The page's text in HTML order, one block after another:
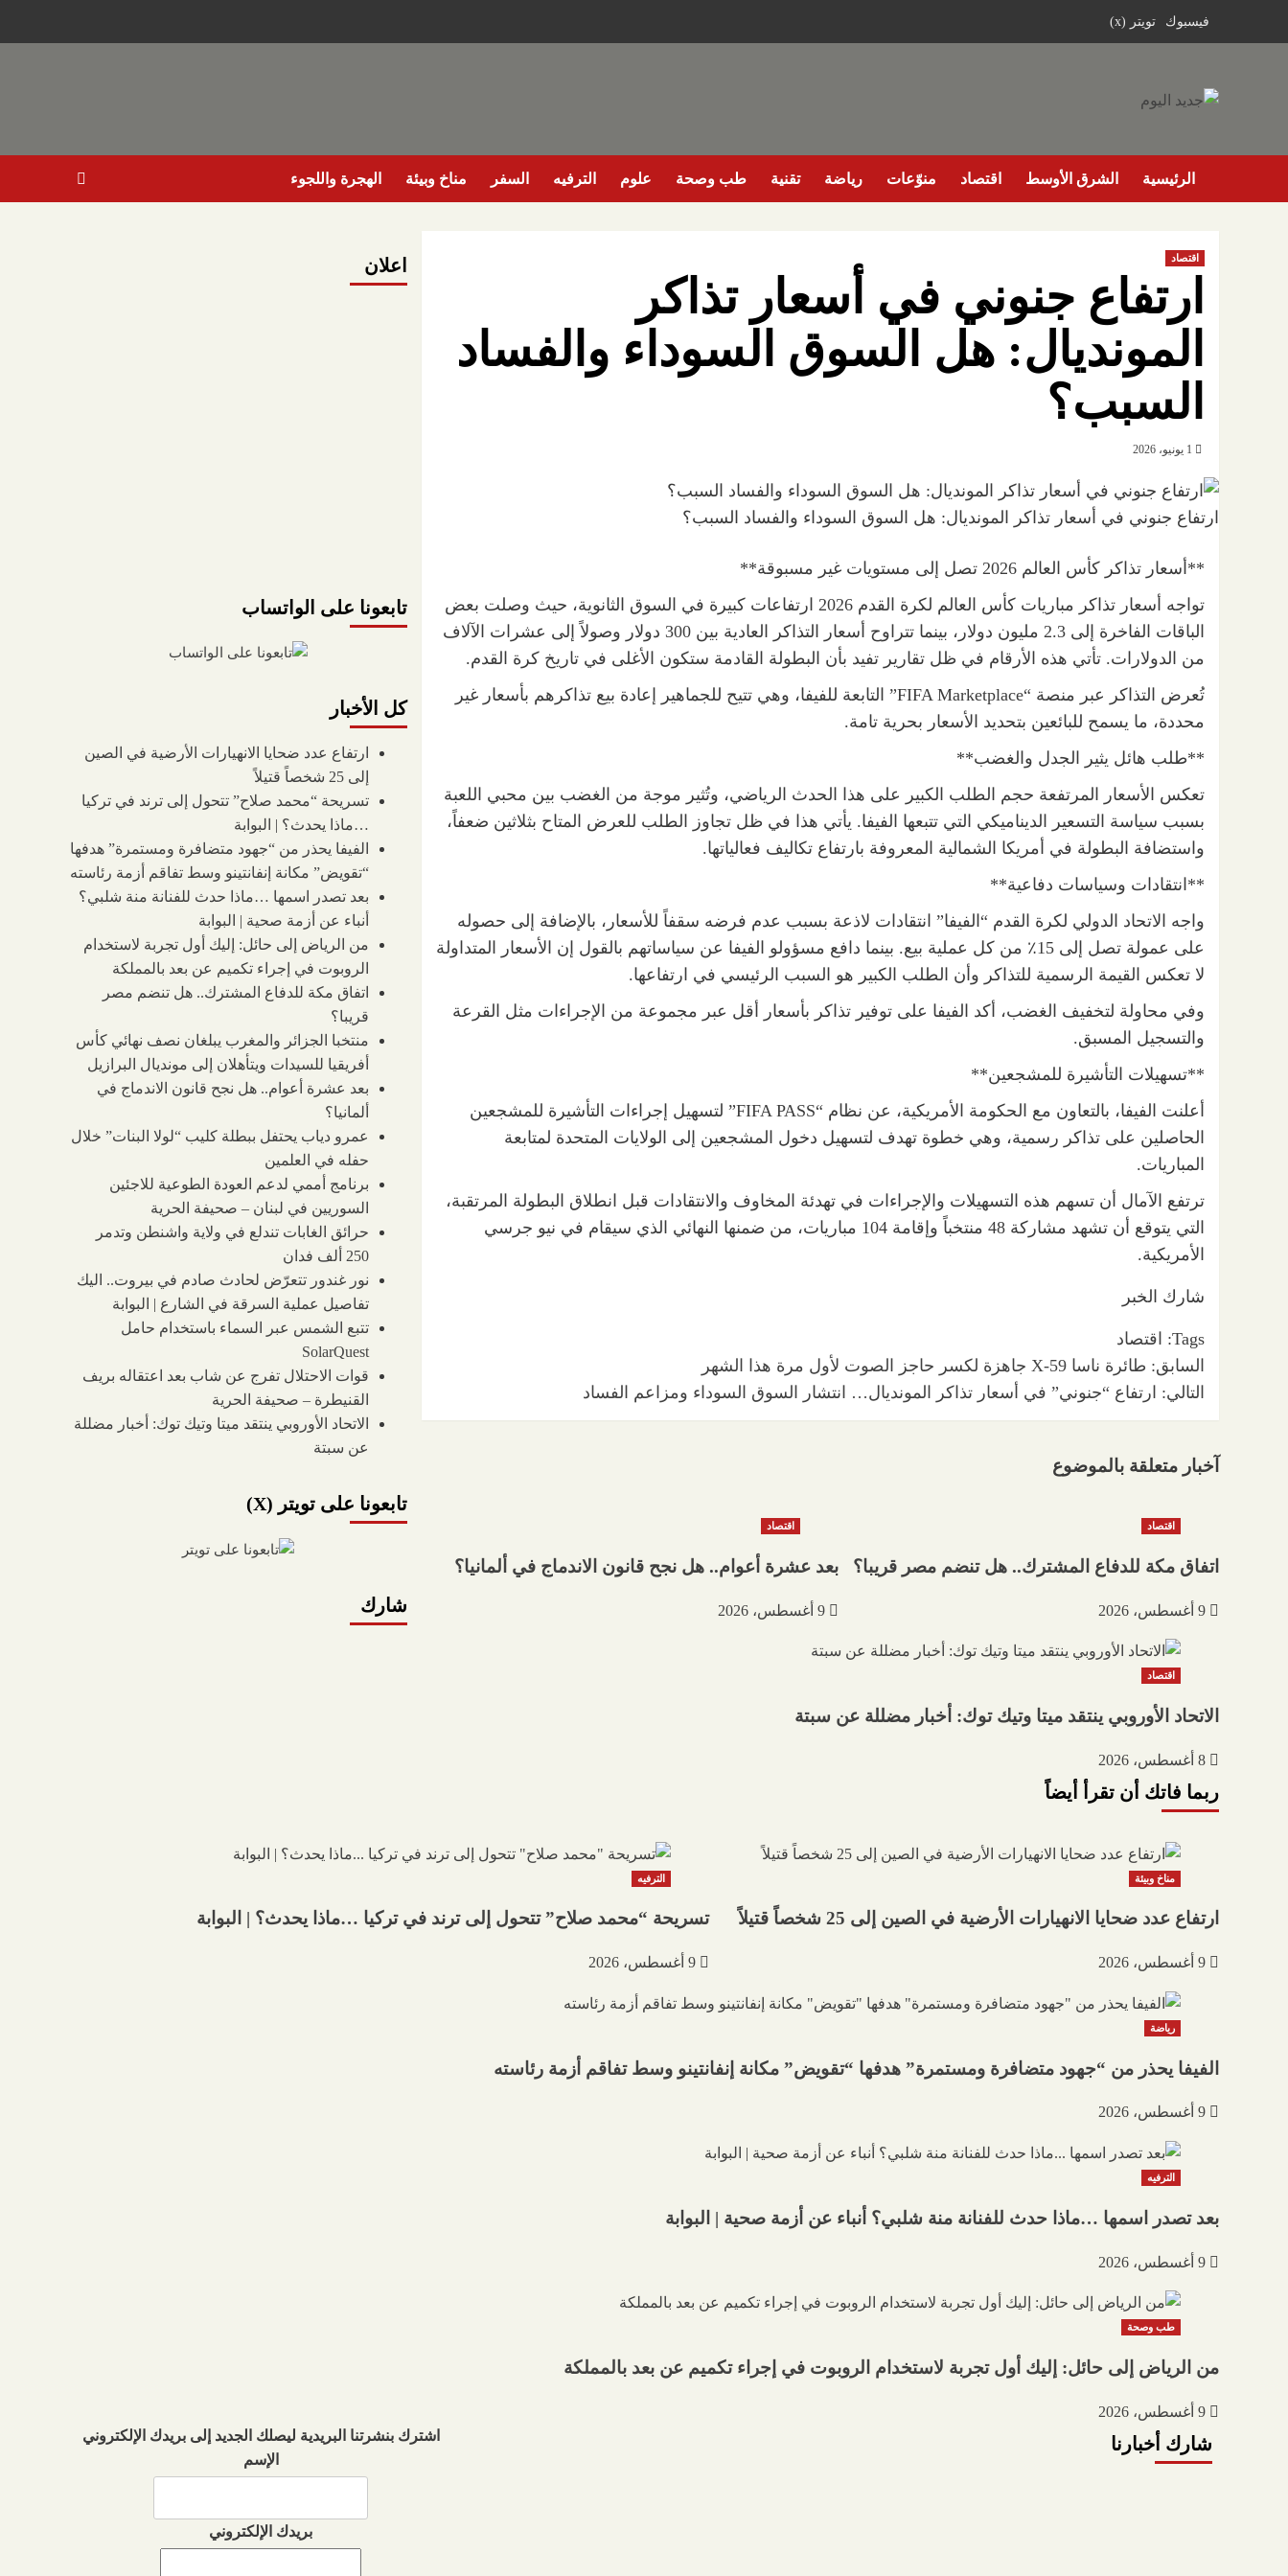
فيسبوك تويتر (x)
الرئيسية الشرق الأوسط اقتصاد منوّعات رياضة تقنية طب وصحة علوم الترفيه السفر مناخ وبيئة الهجرة واللجوء
اقتصاد
ارتفاع جنوني في أسعار تذاكر
المونديال: هل السوق السوداء والفساد
السبب؟
1 يونيو، 2026
ارتفاع جنوني في أسعار تذاكر المونديال: هل السوق السوداء والفساد السبب؟
**أسعار تذاكر كأس العالم 2026 تصل إلى مستويات غير مسبوقة**
تواجه أسعار تذاكر مباريات كأس العالم لكرة القدم 2026 ارتفاعات كبيرة في السوق الثانوية، حيث وصلت بعض
الباقات الفاخرة إلى 2.3 مليون دولار، بينما تتراوح أسعار التذاكر العادية بين 300 دولار وصولاً إلى عشرات الآلاف
من الدولارات. تأتي هذه الأرقام في ظل تقارير تفيد بأن البطولة القادمة ستكون الأغلى في تاريخ كرة القدم.
تُعرض التذاكر عبر منصة “FIFA Marketplace” التابعة للفيفا، وهي تتيح للجماهير إعادة بيع تذاكرهم بأسعار غير
محددة، ما يسمح للبائعين بتحديد الأسعار بحرية تامة.
**طلب هائل يثير الجدل والغضب**
تعكس الأسعار المرتفعة حجم الطلب الكبير على هذا الحدث الرياضي، وتُثير موجة من الغضب بين محبي اللعبة
بسبب سياسة التسعير الديناميكي التي تتبعها الفيفا. يأتي هذا في ظل تجاوز الطلب للعرض المتاح بثلاثين ضعفاً،
واستضافة البطولة في أمريكا الشمالية المعروفة بارتفاع تكاليف فعالياتها.
**انتقادات وسياسات دفاعية**
واجه الاتحاد الدولي لكرة القدم “الفيفا” انتقادات لاذعة بسبب عدم فرضه سقفاً للأسعار، بالإضافة إلى حصوله
على عمولة تصل إلى 15٪ من كل عملية بيع. بينما دافع مسؤولو الفيفا عن سياساتهم بالقول إن الأسعار المتداولة
لا تعكس القيمة الرسمية للتذاكر وأن الطلب الكبير هو السبب الرئيسي في ارتفاعها.
وفي محاولة لتخفيف الغضب، أكد الفيفا على توفير تذاكر بأسعار أقل عبر مجموعة من الإجراءات مثل القرعة
والتسجيل المسبق.
**تسهيلات التأشيرة للمشجعين**
أعلنت الفيفا، بالتعاون مع الحكومة الأمريكية، عن نظام “FIFA PASS” لتسهيل إجراءات التأشيرة للمشجعين
الحاصلين على تذاكر رسمية، وهي خطوة تهدف لتسهيل دخول المشجعين إلى الولايات المتحدة لمتابعة
المباريات.
ترتفع الآمال أن تسهم هذه التسهيلات والإجراءات في تهدئة المخاوف والانتقادات قبل انطلاق البطولة المرتقبة،
التي يتوقع أن تشهد مشاركة 48 منتخباً وإقامة 104 مباريات، من ضمنها النهائي الذي سيقام في نيو جرسي
الأمريكية.
شارك الخبر
Tags: اقتصاد
تصفّح
المقالات
السابق: طائرة ناسا X-59 جاهزة لكسر حاجز الصوت لأول مرة هذا الشهر
التالي: ارتفاع “جنوني” في أسعار تذاكر المونديال… انتشار السوق السوداء ومزاعم الفساد
آخبار متعلقة بالموضوع
اقتصاد
اتفاق مكة للدفاع المشترك.. هل تنضم مصر قريبا؟
9 أغسطس، 2026
اقتصاد
بعد عشرة أعوام.. هل نجح قانون الاندماج في ألمانيا؟
9 أغسطس، 2026
اقتصاد
الاتحاد الأوروبي ينتقد ميتا وتيك توك: أخبار مضللة عن سبتة
8 أغسطس، 2026
اعلان
تابعونا على الواتساب
كل الأخبار
ارتفاع عدد ضحايا الانهيارات الأرضية في الصين
إلى 25 شخصاً قتيلاً
تسريحة “محمد صلاح” تتحول إلى ترند في تركيا
…ماذا يحدث؟ | البوابة
الفيفا يحذر من “جهود متضافرة ومستمرة” هدفها
“تقويض” مكانة إنفانتينو وسط تفاقم أزمة رئاسته
بعد تصدر اسمها …ماذا حدث للفنانة منة شلبي؟
أنباء عن أزمة صحية | البوابة
من الرياض إلى حائل: إليك أول تجربة لاستخدام
الروبوت في إجراء تكميم عن بعد بالمملكة
اتفاق مكة للدفاع المشترك.. هل تنضم مصر
قريبا؟
منتخبا الجزائر والمغرب يبلغان نصف نهائي كأس
أفريقيا للسيدات ويتأهلان إلى مونديال البرازيل
بعد عشرة أعوام.. هل نجح قانون الاندماج في
ألمانيا؟
عمرو دياب يحتفل ببطلة كليب “لولا البنات” خلال
حفله في العلمين
برنامج أممي لدعم العودة الطوعية للاجئين
السوريين في لبنان – صحيفة الحرية
حرائق الغابات تندلع في ولاية واشنطن وتدمر
250 ألف فدان
نور غندور تتعرّض لحادث صادم في بيروت.. اليك
تفاصيل عملية السرقة في الشارع | البوابة
تتبع الشمس عبر السماء باستخدام حامل
SolarQuest
قوات الاحتلال تفرج عن شاب بعد اعتقاله بريف
القنيطرة – صحيفة الحرية
الاتحاد الأوروبي ينتقد ميتا وتيك توك: أخبار مضللة
عن سبتة
تابعونا على تويتر (X)
شارك
ربما فاتك أن تقرأ أيضاً
مناخ وبيئة
ارتفاع عدد ضحايا الانهيارات الأرضية في الصين إلى 25 شخصاً قتيلاً
9 أغسطس، 2026
الترفيه
تسريحة “محمد صلاح” تتحول إلى ترند في تركيا …ماذا يحدث؟ | البوابة
9 أغسطس، 2026
رياضة
الفيفا يحذر من “جهود متضافرة ومستمرة” هدفها “تقويض” مكانة إنفانتينو وسط تفاقم أزمة رئاسته
9 أغسطس، 2026
الترفيه
بعد تصدر اسمها …ماذا حدث للفنانة منة شلبي؟ أنباء عن أزمة صحية | البوابة
9 أغسطس، 2026
طب وصحة
من الرياض إلى حائل: إليك أول تجربة لاستخدام الروبوت في إجراء تكميم عن بعد بالمملكة
9 أغسطس، 2026
شارك أخبارنا
اشترك بنشرتنا البريدية ليصلك الجديد إلى بريدك الإلكتروني
الإسم
بريدك الإلكتروني